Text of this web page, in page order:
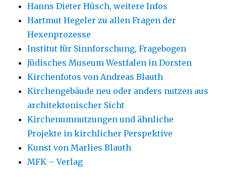
Hanns Dieter Hüsch, weitere Infos
Hartmut Hegeler zu allen Fragen der
Hexenprozesse
Institut für Sinnforschung, Fragebogen
Jüdisches Museum Westfalen in Dorsten
Kirchenfotos von Andreas Blauth
Kirchengebäude neu oder anders nutzen aus
architektonischer Sicht
Kirchenumnutzungen und ähnliche
Projekte in kirchlicher Perspektive
Kunst von Marlies Blauth
MFK – Verlag